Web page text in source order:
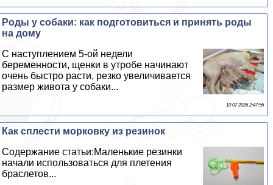
Роды у собаки: как подготовиться и принять роды
на дому
С наступлением 5-ой недели
беременности, щенки в утробе начинают
очень быстро расти, резко увеличивается
размер живота у собаки...
10 07 2026 2:47:56
Как сплести морковку из резинок
Содержание статьи:Маленькие резинки
начали использоваться для плетения
браслетов...